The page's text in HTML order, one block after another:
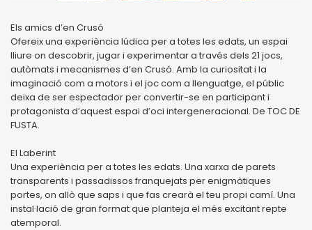
Els amics d’en Crusó
Ofereix una experiència lúdica per a totes les edats, un espai
lliure on descobrir, jugar i experimentar a través dels 21 jocs,
autòmats i mecanismes d’en Crusó. Amb la curiositat i la
imaginació com a motors i el joc com a llenguatge, el públic
deixa de ser espectador per convertir-se en participant i
protagonista d’aquest espai d’oci intergeneracional. De TOC DE
FUSTA.
El Laberint
Una experiència per a totes les edats. Una xarxa de parets
transparents i passadissos franquejats per enigmàtiques
portes, on allò que saps i que fas crearà el teu propi camí. Una
instal·lació de gran format que planteja el més excitant repte
atemporal.